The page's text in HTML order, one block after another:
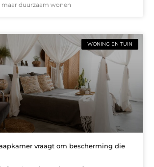
maar duurzaam wonen
WONING EN TUIN
vraagt om bescherming die